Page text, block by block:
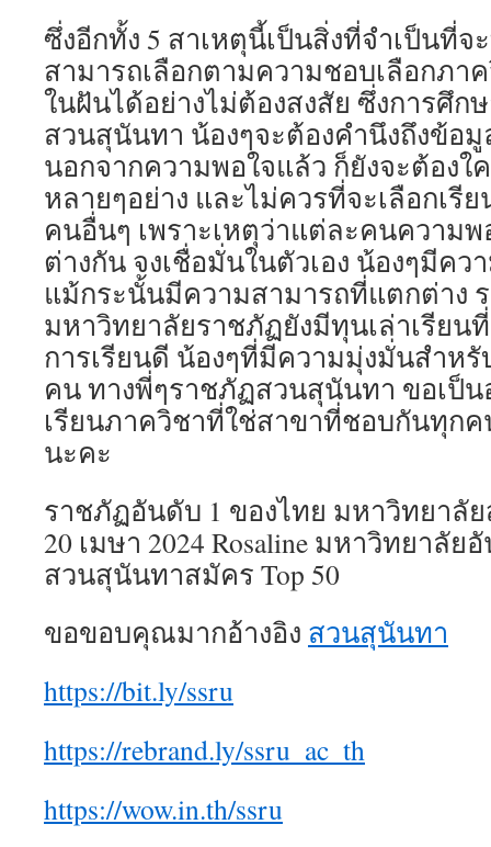
ซึ่งอีกทั้ง 5 สาเหตุนี้เป็นสิ่งที่จำเป็นที่จ
สามารถเลือกตามความชอบเลือกภา
ในฝันได้อย่างไม่ต้องสงสัย ซึ่งการศึก
สวนสุนันทา น้องๆจะต้องคำนึงถึงข้อ
นอกจากความพอใจแล้ว ก็ยังจะต้อง
หลายๆอย่าง และไม่ควรที่จะเลือกเรี
คนอื่นๆ เพราะเหตุว่าแต่ละคนความ
ต่างกัน จงเชื่อมั่นในตัวเอง น้องๆมีคว
แม้กระนั้นมีความสามารถที่แตกต่าง
มหาวิทยาลัยราชภัฏยังมีทุนเล่าเรีย
การเรียนดี น้องๆที่มีความมุ่งมั่นสำห
คน ทางพี่ๆราชภัฏสวนสุนันทา ขอเป็น
เรียนภาควิชาที่ใช่สาขาที่ชอบกันทุก
นะคะ
ราชภัฏอันดับ 1 ของไทย มหาวิทยาลัย
20 เมษา 2024 Rosaline มหาวิทยาลั
สวนสุนันทาสมัคร Top 50
ขอขอบคุณมากอ้างอิง สวนสุนันทา
https://bit.ly/ssru
https://rebrand.ly/ssru_ac_th
https://wow.in.th/ssru